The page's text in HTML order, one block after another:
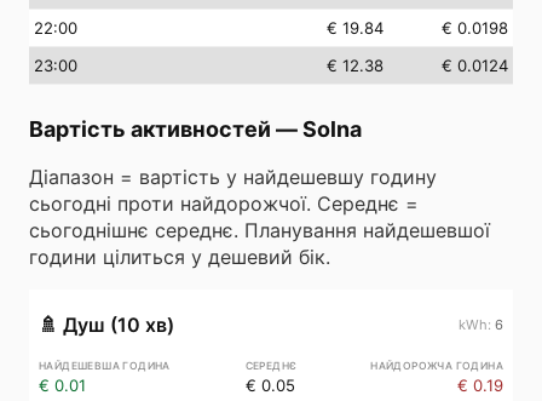
22:00 € 19.84
€ 0.0198
23:00 € 12.38 € 0.0124
Вартість активностей —Solna
Діапазон = вартість у найдешевшу годину
сьогодні проти найдорожчої. Середнє =
сьогоднішнє середнє. Планування найдешевшої
години цілиться у дешевий бік.
🚿 Душ (10 хв) 6
€ 0.01 € 0.05 € 0.19